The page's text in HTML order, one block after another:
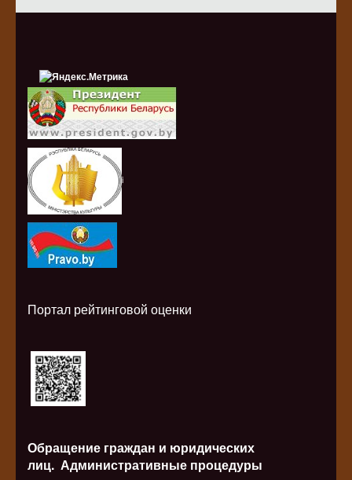
i
Портал рейтинговой оценки
Обращение граждан и юридических
лиц. Административные процедуры